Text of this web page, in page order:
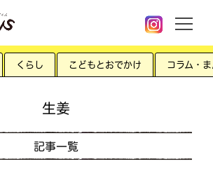
くらし こどもとおでかけ コラム・
生姜
記事一覧